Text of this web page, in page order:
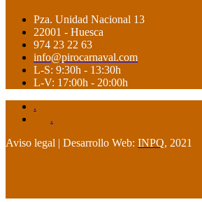
Pza. Unidad Nacional 13
22001 - Huesca
974 23 22 63
info@pirocarnaval.com
L-S: 9:30h - 13:30h
L-V: 17:00h - 20:00h
.
.
Aviso legal | Desarrollo Web: INPQ, 2021